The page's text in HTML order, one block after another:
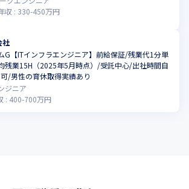
収 : 330-450万円
社
G【ITインフラエンジニア】前給保証/残業代1分単
業15H（2025年5月時点）/受託中心/出社時間自
/男性の育休取得実績あり
ジニア
: 400-700万円